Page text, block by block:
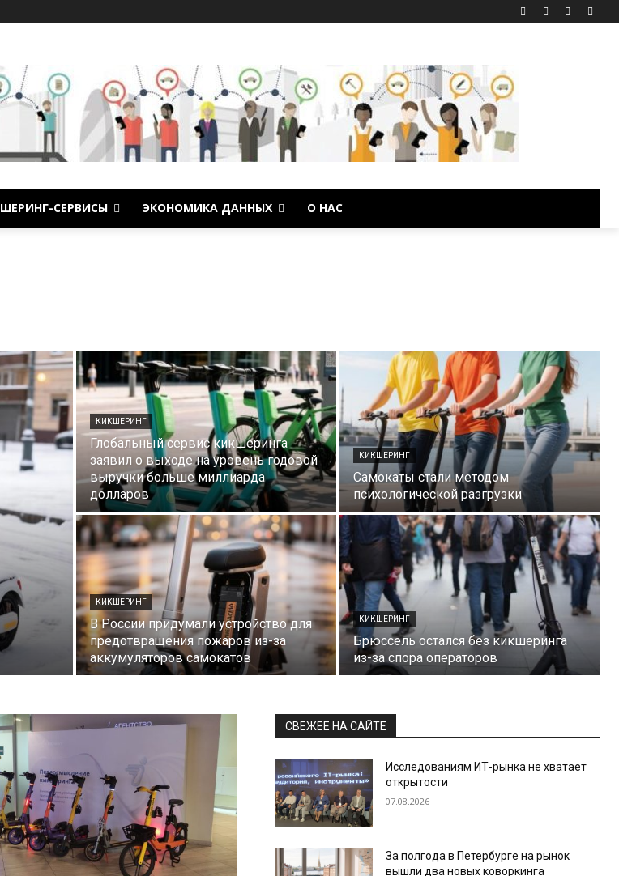
ШЕРИНГ-СЕРВИСЫ ЭКОНОМИКА ДАННЫХ О НАС
КИКШЕРИНГ
Глобальный сервис кикшеринга
заявил о выходе на уровень годовой
выручки больше миллиарда
долларов
КИКШЕРИНГ
Самокаты стали методом
психологической разгрузки
КИКШЕРИНГ
В России придумали устройство для
предотвращения пожаров из-за
аккумуляторов самокатов
КИКШЕРИНГ
Брюссель остался без кикшеринга
из-за спора операторов
СВЕЖЕЕ НА САЙТЕ
Исследованиям ИТ-рынка не хватает
открытости
07.08.2026
За полгода в Петербурге на рынок
вышли два новых коворкинга